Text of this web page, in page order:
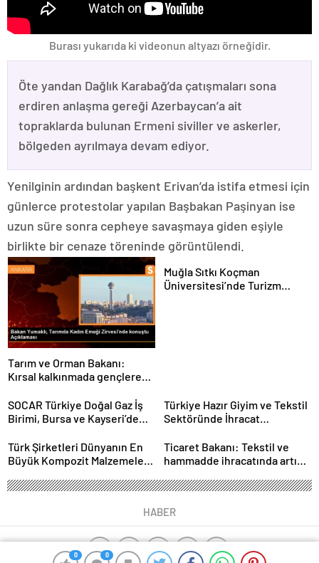
0 0
0 0
Burası yukarıda ki videonun altyazı örneğidir.
Öte yandan Dağlık Karabağ’da çatışmaları sona
erdiren anlaşma gereği Azerbaycan’a ait
topraklarda bulunan Ermeni siviller ve askerler,
bölgeden ayrılmaya devam ediyor.
Yenilginin ardından başkent Erivan’da istifa etmesi için
günlerce protestolar yapılan Başbakan Paşinyan ise
uzun süre sonra cepheye savaşmaya giden eşiyle
birlikte bir cenaze töreninde görüntülendi.
Tarım ve Orman Bakanı:
Kırsal kalkınmada gençlere
yapıyoruz
Muğla Sıtkı Koçman
Üniversitesi’nde Turizm
SOCAR Türkiye Doğal Gaz İş
Birimi, Bursa ve Kayseri’de
Türkiye Hazır Giyim ve Tekstil
Sektöründe İhracat
Türk Şirketleri Dünyanın En
Büyük Kompozit Malzemeler
Ticaret Bakanı: Tekstil ve
hammadde ihracatında artış
HABER